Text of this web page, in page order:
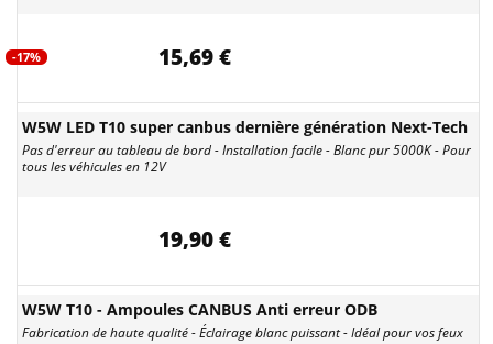
-17% 15,69 €
W5W LED T10 super canbus dernière génération Next-Tech
Pas d'erreur au tableau de bord - Installation facile - Blanc pur 5000K - Pour
tous les véhicules en 12V
19,90 €
W5W T10 - Ampoules CANBUS Anti erreur ODB
Fabrication de haute qualité - Éclairage blanc puissant - Idéal pour vos feux